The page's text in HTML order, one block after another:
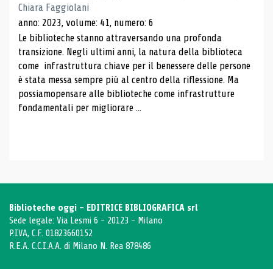
Chiara Faggiolani
anno: 2023, volume: 41, numero: 6
Le biblioteche stanno attraversando una profonda
transizione. Negli ultimi anni, la natura della biblioteca
come infrastruttura chiave per il benessere delle persone
è stata messa sempre più al centro della riflessione. Ma
possiamopensare alle biblioteche come infrastrutture
fondamentali per migliorare ...
Biblioteche oggi - EDITRICE BIBLIOGRAFICA srl
Sede legale: Via Lesmi 6 - 20123 - Milano
P.IVA, C.F. 01823660152
R.E.A. C.C.I.A.A. di Milano N. Rea 878486